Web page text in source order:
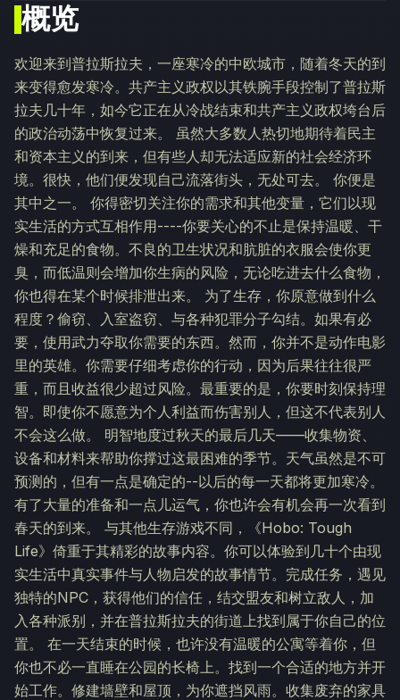
概览
欢迎来到普拉斯拉夫，一座寒冷的中欧城市，随着冬天的到
来变得愈发寒冷。共产主义政权以其铁腕手段控制了普拉斯
拉夫几十年，如今它正在从冷战结束和共产主义政权垮台后
的政治动荡中恢复过来。 虽然大多数人热切地期待着民主
和资本主义的到来，但有些人却无法适应新的社会经济环
境。很快，他们便发现自己流落街头，无处可去。 你便是
其中之一。 你得密切关注你的需求和其他变量，它们以现
实生活的方式互相作用----你要关心的不止是保持温暖、干
燥和充足的食物。不良的卫生状况和肮脏的衣服会使你更
臭，而低温则会增加你生病的风险，无论吃进去什么食物，
你也得在某个时候排泄出来。 为了生存，你原意做到什么
程度？偷窃、入室盗窃、与各种犯罪分子勾结。如果有必
要，使用武力夺取你需要的东西。然而，你并不是动作电影
里的英雄。你需要仔细考虑你的行动，因为后果往往很严
重，而且收益很少超过风险。最重要的是，你要时刻保持理
智。即使你不愿意为个人利益而伤害别人，但这不代表别人
不会这么做。 明智地度过秋天的最后几天——收集物资、
设备和材料来帮助你撑过这最困难的季节。天气虽然是不可
预测的，但有一点是确定的--以后的每一天都将更加寒冷。
有了大量的准备和一点儿运气，你也许会有机会再一次看到
春天的到来。 与其他生存游戏不同，《Hobo: Tough
Life》倚重于其精彩的故事内容。你可以体验到几十个由现
实生活中真实事件与人物启发的故事情节。完成任务，遇见
独特的NPC，获得他们的信任，结交盟友和树立敌人，加
入各种派别，并在普拉斯拉夫的街道上找到属于你自己的位
置。 在一天结束的时候，也许没有温暖的公寓等着你，但
你也不必一直睡在公园的长椅上。找到一个合适的地方并开
始工作。修建墙壁和屋顶，为你遮挡风雨。收集废弃的家具